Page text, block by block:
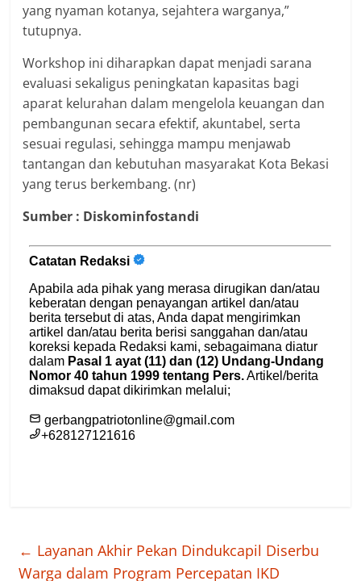
yang nyaman kotanya, sejahtera warganya,”
tutupnya.
Workshop ini diharapkan dapat menjadi sarana
evaluasi sekaligus peningkatan kapasitas bagi
aparat kelurahan dalam mengelola keuangan dan
pembangunan secara efektif, akuntabel, serta
sesuai regulasi, sehingga mampu menjawab
tantangan dan kebutuhan masyarakat Kota Bekasi
yang terus berkembang. (nr)
Sumber : Diskominfostandi
← Layanan Akhir Pekan Dindukcapil Diserbu
Warga dalam Program Percepatan IKD